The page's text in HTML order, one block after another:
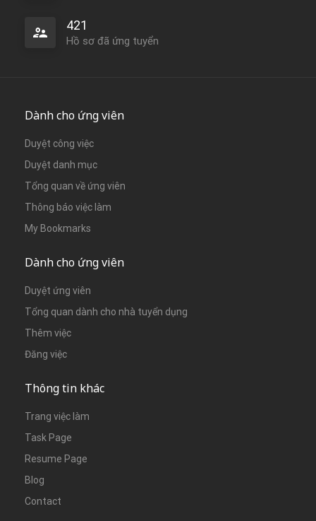
421
Hồ sơ đã ứng tuyển
Dành cho ứng viên
Duyệt công việc
Duyệt danh mục
Tổng quan về ứng viên
Thông báo việc làm
My Bookmarks
Dành cho ứng viên
Duyệt ứng viên
Tổng quan dành cho nhà tuyển dụng
Thêm việc
Đăng việc
Thông tin khác
Trang việc làm
Task Page
Resume Page
Blog
Contact